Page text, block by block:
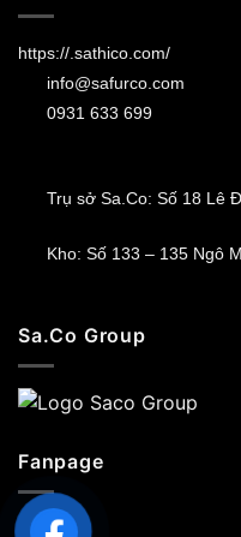
https://.sathico.com/
info@safurco.com
0931 633 699
Trụ sở Sa.Co: Số 18 Lê
Kho: Số 133 – 135 Ngô
Sa.Co Group
Fanpage